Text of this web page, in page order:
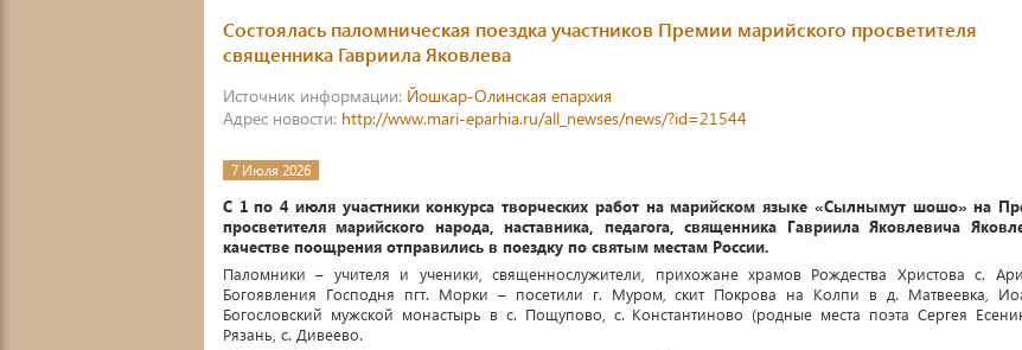
Состоялась паломническая поездка участников Премии марийского просветителя
священника Гавриила Яковлева
Источник информации: Йошкар-Олинская епархия
Адрес новости: http://www.mari-eparhia.ru/all_newses/news/?id=21544
7 Июля 2026
С 1 по 4 июля участники конкурса творческих работ на марийском языке «Сылнымут шошо» на
просветителя марийского народа, наставника, педагога, священника Гавриила Яковлевича
качестве поощрения отправились в поездку по святым местам России.
Паломники – учителя и ученики, священнослужители, прихожане храмов Рождества Христова с.
Богоявления Господня пгт. Морки – посетили г. Муром, скит Покрова на Колпи в д. Матвеевка,
Богословский мужской монастырь в с. Пощупово, с. Константиново (родные места поэта Сергея
Рязань, с. Дивеево.